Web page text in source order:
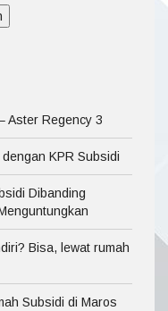
Aster Regency 3
KPR Subsidi
Dibanding
Bisa, lewat rumah
Subsidi di Maros